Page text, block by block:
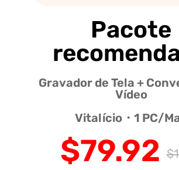
Pacote
Gravador de Tela +
Vídeo
Vitalício・1 PC/
$79.92